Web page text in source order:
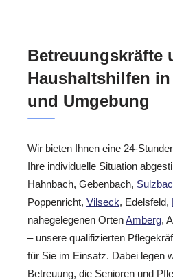
Betreuungskräfte
Haushaltshilfen
und Umgebung
Wir bieten Ihnen eine 24-
Ihre individuelle Situation
Hahnbach, Gebenbach,
Poppenricht, Vilseck, Edelsfeld,
nahegelegenen OrtenAmberg,
– unsere qualifizierten
für Sie im Einsatz. Dabei legen
Betreuung, die Senioren und